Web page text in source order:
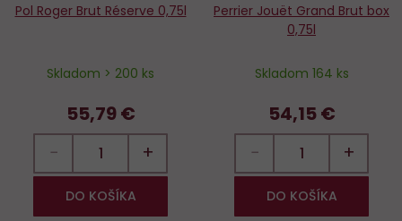
Pol Roger Brut Réserve 0,75l
Skladom > 200 ks
55,79 €
− +
DO KOŠÍKA
Perrier Jouët Grand Brut box
0,75l
Skladom 164 ks
54,15 €
− +
DO KOŠÍKA